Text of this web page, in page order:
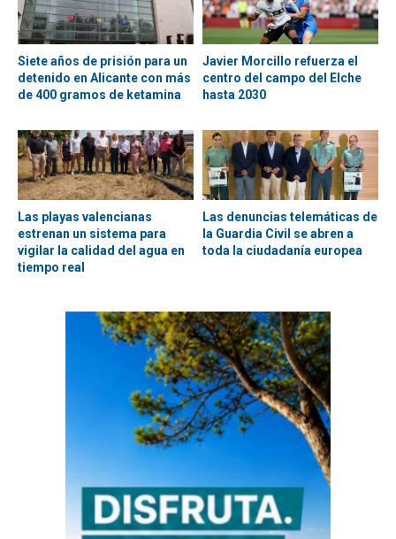
Siete años de prisión para un
detenido en Alicante con más
de 400 gramos de ketamina
Javier Morcillo refuerza el
centro del campo del Elche
hasta 2030
Las playas valencianas
estrenan un sistema para
vigilar la calidad del agua en
tiempo real
Las denuncias telemáticas de
la Guardia Civil se abren a
toda la ciudadanía europea